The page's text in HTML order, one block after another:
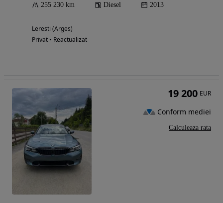
255 230 km Diesel 2013
Leresti (Arges)
Privat • Reactualizat
19 200 EUR
Conform mediei
Calculeaza rata